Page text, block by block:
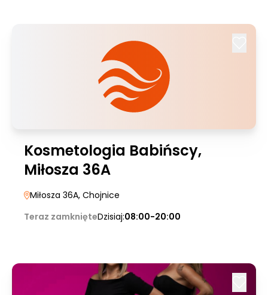
Kosmetologia Babińscy,
Miłosza 36A
Miłosza 36A, Chojnice
Teraz zamknięteDzisiaj:08:00-20:00